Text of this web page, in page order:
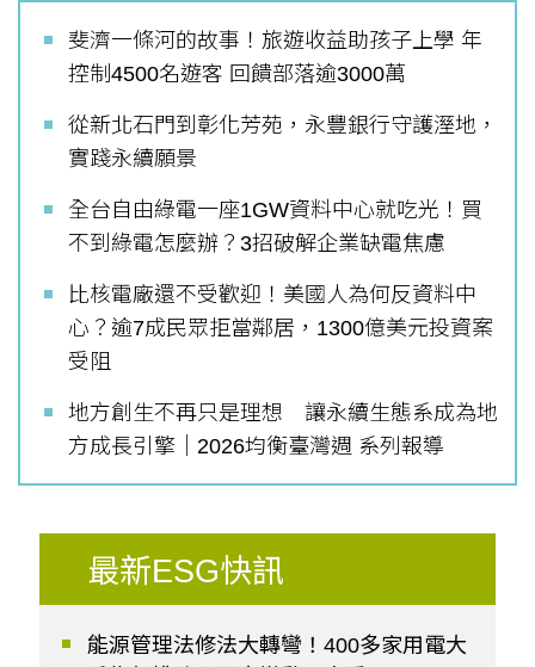
斐濟一條河的故事！旅遊收益助孩子上學 年
控制4500名遊客 回饋部落逾3000萬
從新北石門到彰化芳苑，永豐銀行守護溼地，
實踐永續願景
全台自由綠電一座1GW資料中心就吃光！買
不到綠電怎麼辦？3招破解企業缺電焦慮
比核電廠還不受歡迎！美國人為何反資料中
心？逾7成民眾拒當鄰居，1300億美元投資案
受阻
地方創生不再只是理想 讓永續生態系成為地
方成長引擎｜2026均衡臺灣週 系列報導
最新ESG快訊
能源管理法修法大轉彎！400多家用電大